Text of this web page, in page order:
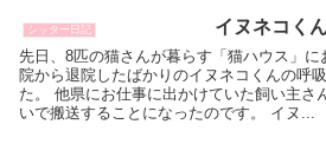
シッター日記 イヌネコく
先日、8匹の猫さんが暮らす「猫ハウス」に
院から退院したばかりのイヌネコくんの呼
た。 他県にお仕事に出かけていた飼い主さ
いで搬送することになったのです。 イヌ...